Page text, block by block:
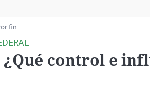
fin
control e